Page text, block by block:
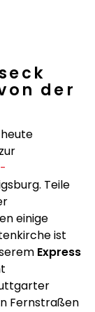
der
heute
Teile
einige
ist
Express
Fernstraßen